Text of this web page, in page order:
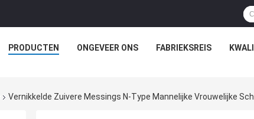
PRODUCTEN ONGEVEER ONS FABRIEKSREIS
Vernikkelde Zuivere Messings N-Type Mannelijke Vrouwelijke